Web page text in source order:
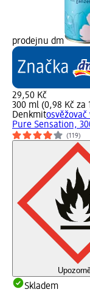
prodejnu dm
29,50 Kč
300 ml (0,98 Kč za
Denkmitosvěžovač
Pure Sensation,
(119)
Skladem